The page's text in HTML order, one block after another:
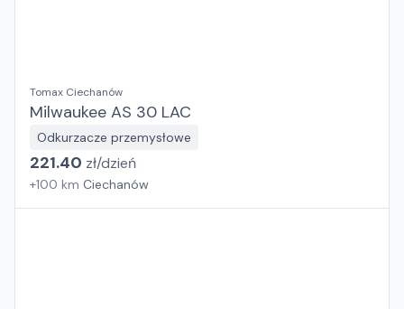
Tomax Ciechanów
Milwaukee AS 30 LAC
Odkurzacze przemysłowe
221.40 zł/dzień
+100 km Ciechanów